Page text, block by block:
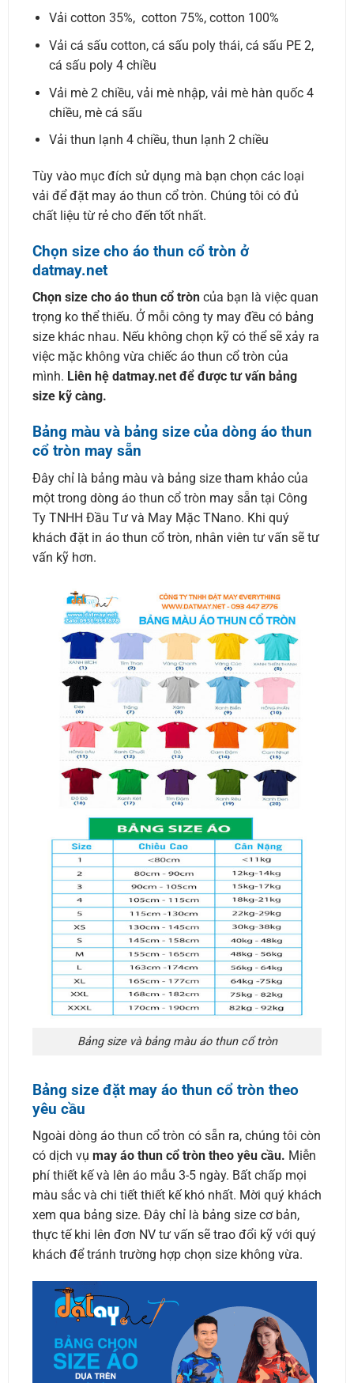
Vải cotton 35%, cotton 75%, cotton 100%
Vải cá sấu cotton, cá sấu poly thái, cá sấu PE 2,
cá sấu poly 4 chiều
Vải mè 2 chiều, vải mè nhập, vải mè hàn quốc 4
chiều, mè cá sấu
Vải thun lạnh 4 chiều, thun lạnh 2 chiều
Tùy vào mục đích sử dụng mà bạn chọn các loại
vải để đặt may áo thun cổ tròn. Chúng tôi có đủ
chất liệu từ rẻ cho đến tốt nhất.
Chọn size cho áo thun cổ tròn ở
datmay.net
Chọn size cho áo thun cổ tròn của bạn là việc quan
trọng ko thể thiếu. Ở mỗi công ty may đều có bảng
size khác nhau. Nếu không chọn kỹ có thể sẽ xảy ra
việc mặc không vừa chiếc áo thun cổ tròn của
mình. Liên hệ datmay.net để được tư vấn bảng
size kỹ càng.
Bảng màu và bảng size của dòng áo thun
cổ tròn may sẵn
Đây chỉ là bảng màu và bảng size tham khảo của
một trong dòng áo thun cổ tròn may sẵn tại Công
Ty TNHH Đầu Tư và May Mặc TNano. Khi quý
khách đặt in áo thun cổ tròn, nhân viên tư vấn sẽ tư
vấn kỹ hơn.
Bảng size và bảng màu áo thun cổ tròn
Bảng size đặt may áo thun cổ tròn theo
yêu cầu
Ngoài dòng áo thun cổ tròn có sẵn ra, chúng tôi còn
có dịch vụ may áo thun cổ tròn theo yêu cầu. Miễn
phí thiết kế và lên áo mẫu 3-5 ngày. Bất chấp mọi
màu sắc và chi tiết thiết kế khó nhất. Mời quý khách
xem qua bảng size. Đây chỉ là bảng size cơ bản,
thực tế khi lên đơn NV tư vấn sẽ trao đổi kỹ với quý
khách để tránh trường hợp chọn size không vừa.